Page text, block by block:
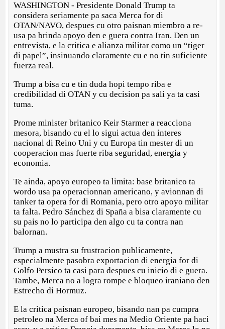
WASHINGTON - Presidente Donald Trump ta
considera seriamente pa saca Merca for di
OTAN/NAVO, despues cu otro paisnan miembro a re-
usa pa brinda apoyo den e guera contra Iran. Den un
entrevista, e la critica e alianza militar como un “tiger
di papel”, insinuando claramente cu e no tin suficiente
fuerza real.
Trump a bisa cu e tin duda hopi tempo riba e
credibilidad di OTAN y cu decision pa sali ya ta casi
tuma.
Prome minister britanico Keir Starmer a reacciona
mesora, bisando cu el lo sigui actua den interes
nacional di Reino Uni y cu Europa tin mester di un
cooperacion mas fuerte riba seguridad, energia y
economia.
Te ainda, apoyo europeo ta limita: base britanico ta
wordo usa pa operacionnan americano, y avionnan di
tanker ta opera for di Romania, pero otro apoyo militar
ta falta. Pedro Sánchez di Spaña a bisa claramente cu
su pais no lo participa den algo cu ta contra nan
balornan.
Trump a mustra su frustracion publicamente,
especialmente pasobra exportacion di energia for di
Golfo Persico ta casi para despues cu inicio di e guera.
Tambe, Merca no a logra rompe e bloqueo iraniano den
Estrecho di Hormuz.
E la critica paisnan europeo, bisando nan pa cumpra
petroleo na Merca of bai mes na Medio Oriente pa haci